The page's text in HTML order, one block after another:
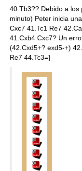
40.Tb3?? Debido a los
minuto) Peter inicia
Cxc7 41.Tc1 Re7
41.Cxb4 Cxc7? Un
(42.Cxd5+? exd5-+)
Re7 44.Tc3=]